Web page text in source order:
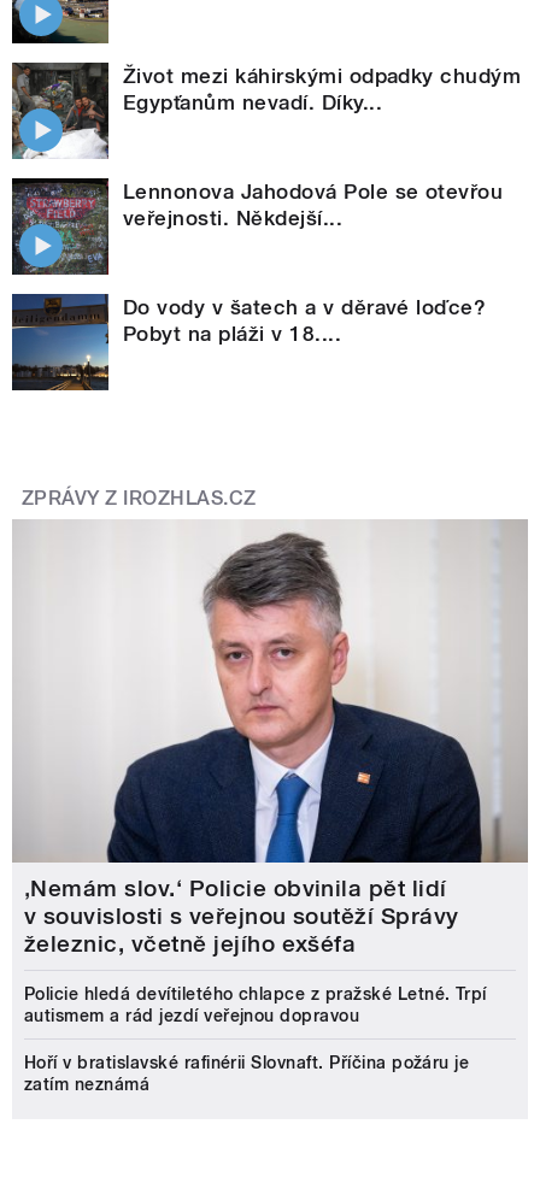
Život mezi káhirskými odpadky chudým
Egypťanům nevadí. Díky...
Lennonova Jahodová Pole se otevřou
veřejnosti. Někdejší...
Do vody v šatech a v děravé loďce?
Pobyt na pláži v 18....
ZPRÁVY Z IROZHLAS.CZ
‚Nemám slov.‘ Policie obvinila pět lidí
v souvislosti s veřejnou soutěží Správy
železnic, včetně jejího exšéfa
Policie hledá devítiletého chlapce z pražské Letné. Trpí
autismem a rád jezdí veřejnou dopravou
Hoří v bratislavské rafinérii Slovnaft. Příčina požáru je
zatím neznámá